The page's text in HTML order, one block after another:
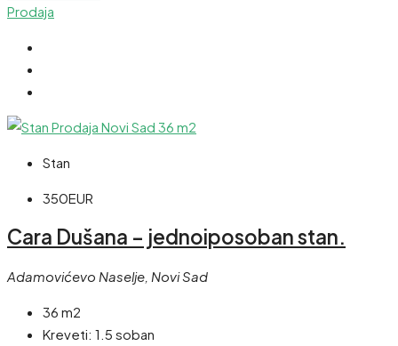
Prodaja
Stan
350EUR
Cara Dušana – jednoiposoban stan.
Adamovićevo Naselje, Novi Sad
36 m2
Kreveti: 1.5 soban